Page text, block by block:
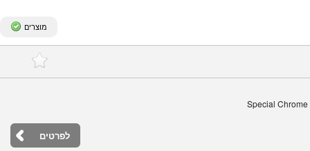
Special
לפרטים
מוצרים